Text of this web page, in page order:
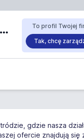
Przedsiębiorstwo Handlowo Produkcyjne NIKE sp. z o.o. opinie To profil Twojej
Tak, chcę
gdzie nasza
ofercie znajdują się